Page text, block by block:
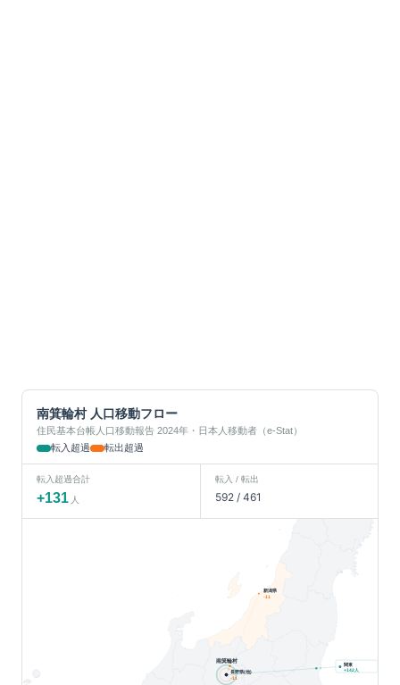
南箕輪村人口移動フロー
住民基本台帳人口移動報告 2024年・日本人移動者（e-Stat）
転入超過
転出超過
転入超過合計
+131 人
転入 / 転出
592/ 461
新潟県
-11
長野県(他)
-11
南箕輪村
関東
+142人